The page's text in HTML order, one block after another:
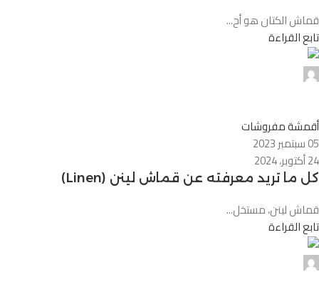
قماش الكتان هو أح...
تابع القراءة
أقمشة مفروشات
05 سبتمبر 2023
24 أكتوبر، 2024
كل ما تريد معرفته عن قماش لينن (Linen)
قماش لينن، مستخل...
تابع القراءة